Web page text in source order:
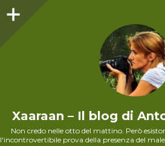
Xaaraan – Il blog di
Non credo nelle otto del mattino. Però
l'incontrovertibile prova della presenza del